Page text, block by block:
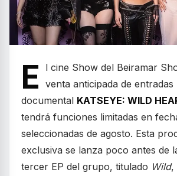
E
l cine Show del Beiramar
venta anticipada de entradas
documental KATSEYE: WILD
tendrá funciones limitadas en
seleccionadas de agosto. Esta
exclusiva se lanza poco antes de
tercer EP del grupo, titulado Wild,